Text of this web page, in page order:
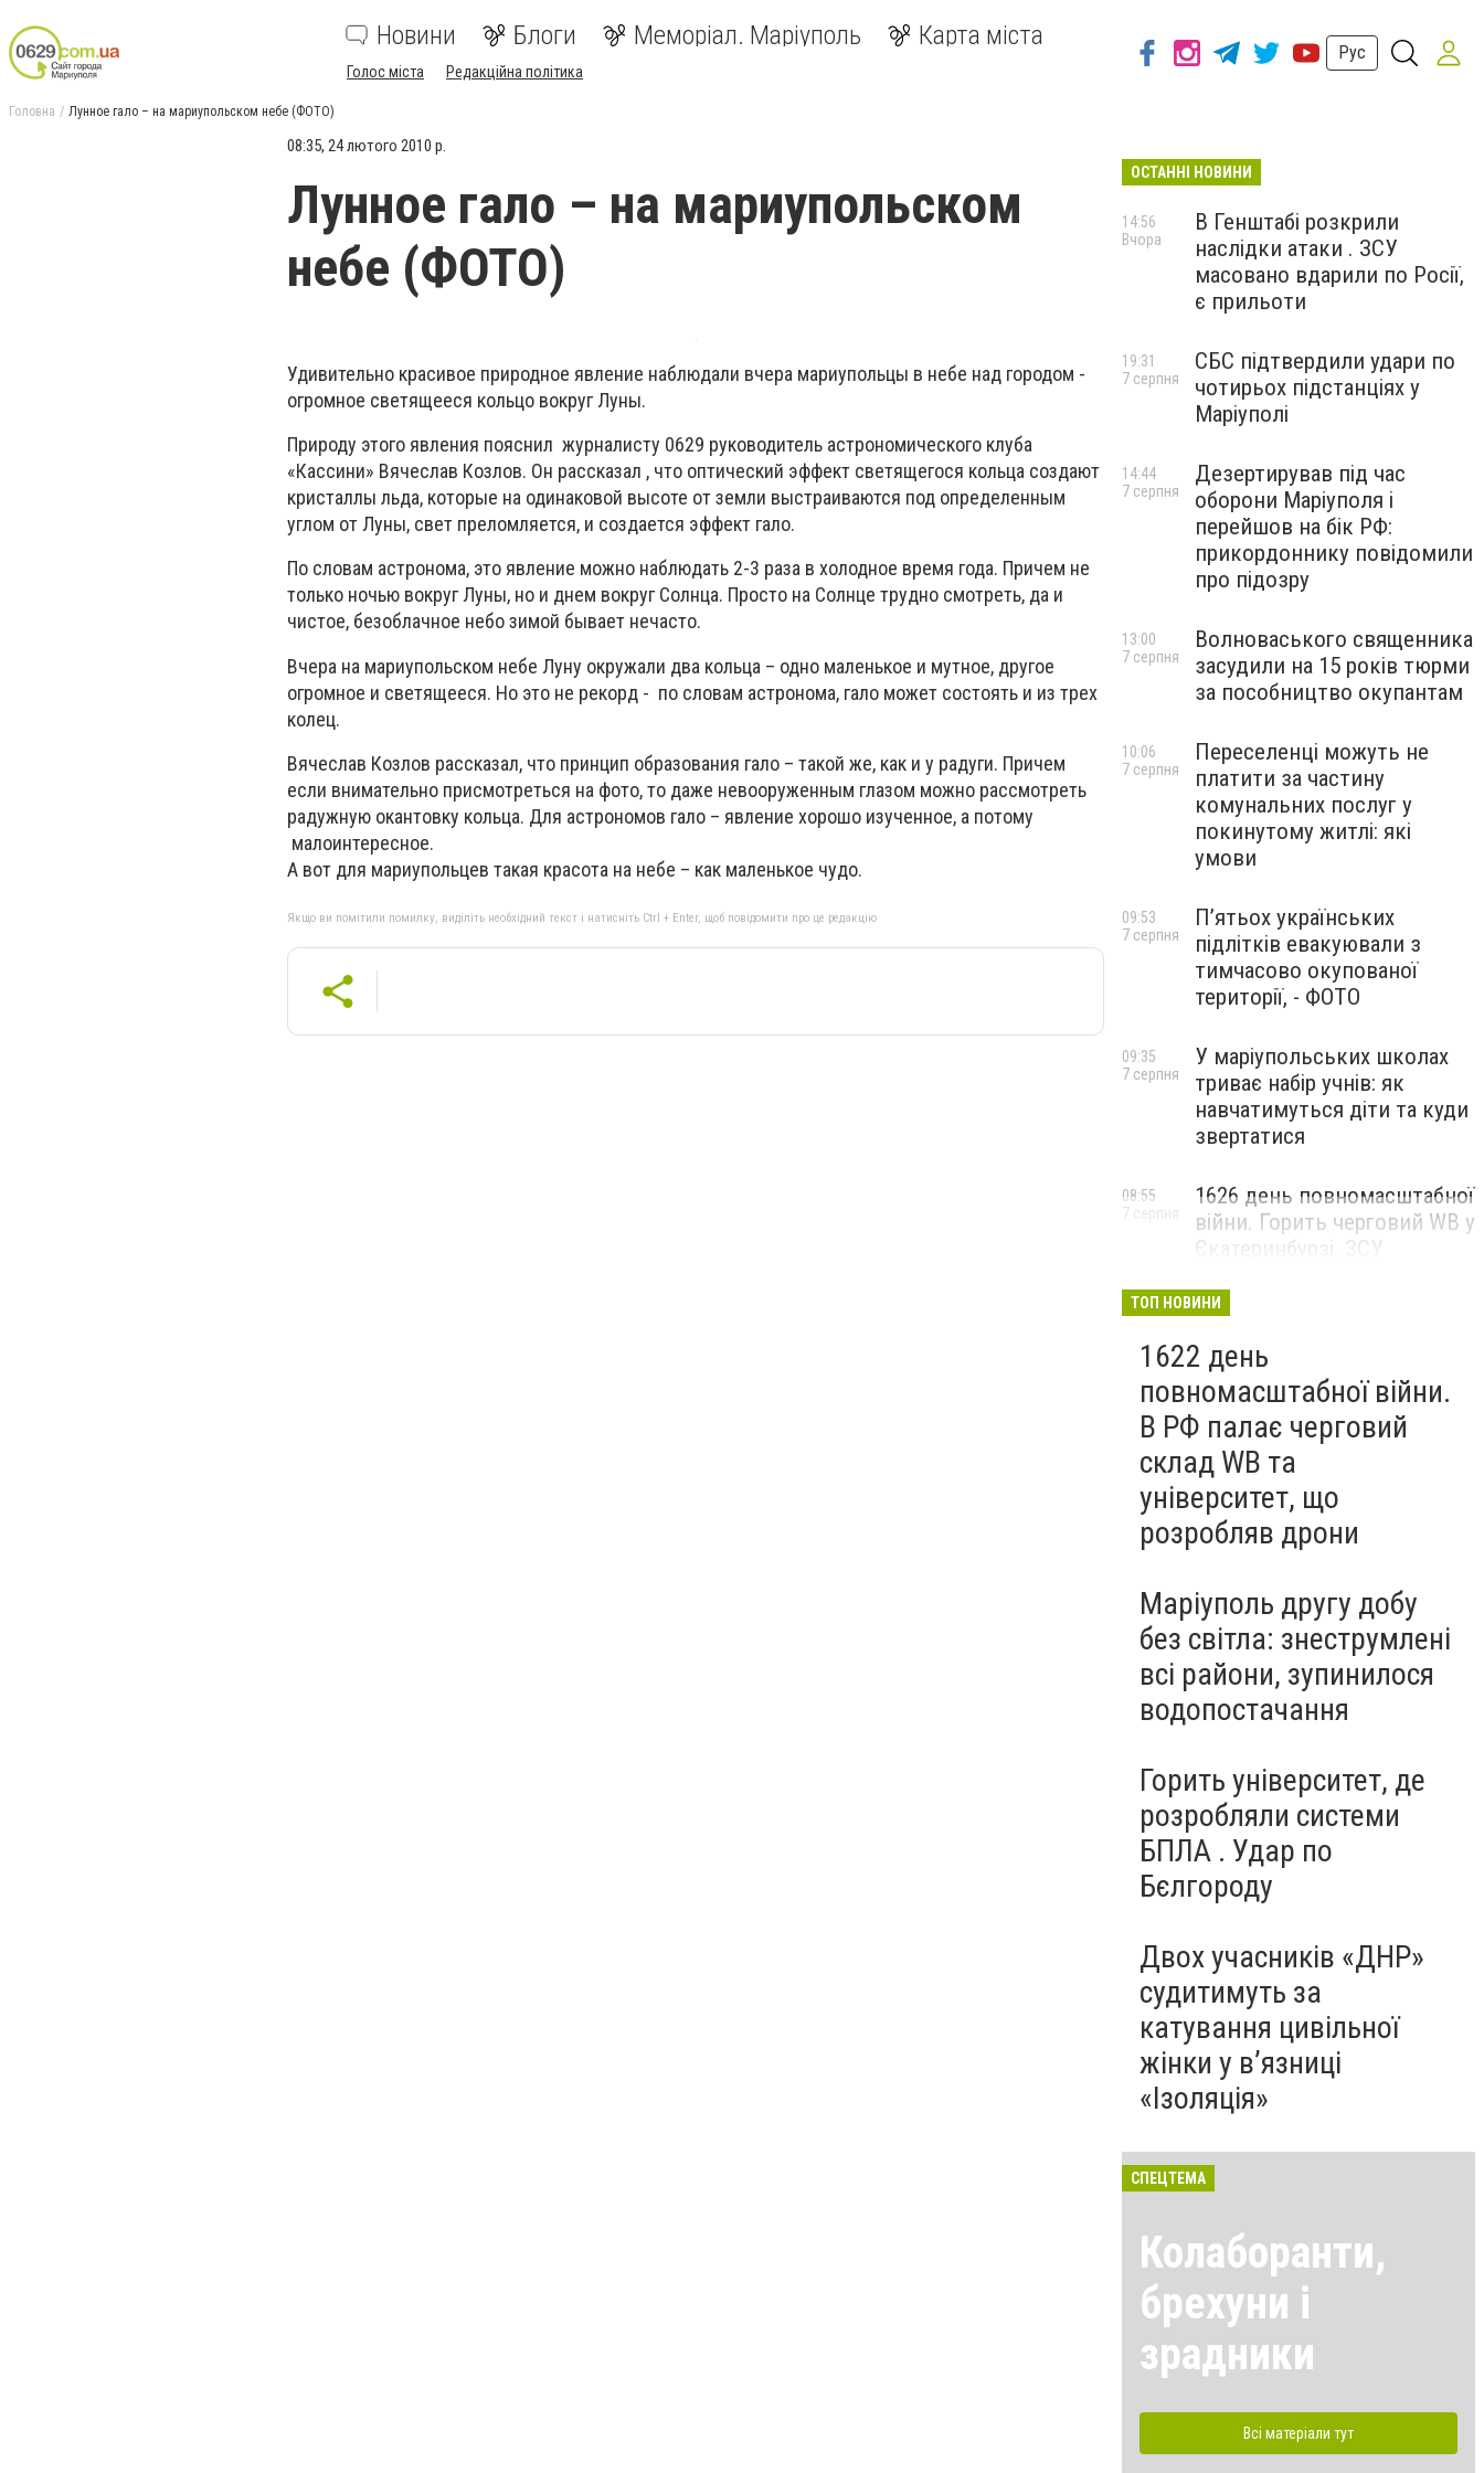
Новини Блоги Меморіал. Маріуполь Карта міста
Голос міста Редакційна політика
Рус
Головна Лунное гало – на мариупольском небе (ФОТО)
08:35, 24 лютого 2010 р.
Лунное гало – на мариупольском
небе (ФОТО)
Удивительно красивое природное явление наблюдали вчера мариупольцы в небе над городом -
огромное светящееся кольцо вокруг Луны.
Природу этого явления пояснил журналисту 0629 руководитель астрономического клуба
«Кассини» Вячеслав Козлов. Он рассказал , что оптический эффект светящегося кольца создают
кристаллы льда, которые на одинаковой высоте от земли выстраиваются под определенным
углом от Луны, свет преломляется, и создается эффект гало.
По словам астронома, это явление можно наблюдать 2-3 раза в холодное время года. Причем не
только ночью вокруг Луны, но и днем вокруг Солнца. Просто на Солнце трудно смотреть, да и
чистое, безоблачное небо зимой бывает нечасто.
Вчера на мариупольском небе Луну окружали два кольца – одно маленькое и мутное, другое
огромное и светящееся. Но это не рекорд - по словам астронома, гало может состоять и из трех
колец.
Вячеслав Козлов рассказал, что принцип образования гало – такой же, как и у радуги. Причем
если внимательно присмотреться на фото, то даже невооруженным глазом можно рассмотреть
радужную окантовку кольца. Для астрономов гало – явление хорошо изученное, а потому
малоинтересное.
А вот для мариупольцев такая красота на небе – как маленькое чудо.
Якщо ви помітили помилку, виділіть необхідний текст і натисніть Ctrl + Enter, щоб повідомити про це редакцію
ОСТАННІ НОВИНИ
В Генштабі розкрили
наслідки атаки . ЗСУ
масовано вдарили по Росії,
є прильоти
14:56
Вчора
СБС підтвердили удари по
чотирьох підстанціях у
Маріуполі
19:31
7 серпня
Дезертирував під час
оборони Маріуполя і
перейшов на бік РФ:
прикордоннику повідомили
про підозру
14:44
7 серпня
Волноваського священника
засудили на 15 років тюрми
за пособництво окупантам
13:00
7 серпня
Переселенці можуть не
платити за частину
комунальних послуг у
покинутому житлі: які
умови
10:06
7 серпня
П’ятьох українських
підлітків евакуювали з
тимчасово окупованої
території, - ФОТО
09:53
7 серпня
У маріупольських школах
триває набір учнів: як
навчатимуться діти та куди
звертатися
09:35
7 серпня
1626 день повномасштабної
війни. Горить черговий WB у
Єкатеринбурзі. ЗСУ
Маріуполі
08:55
7 серпня
ТОП НОВИНИ
1622 день
повномасштабної війни.
В РФ палає черговий
склад WB та
університет, що
розробляв дрони
Маріуполь другу добу
без світла: знеструмлені
всі райони, зупинилося
водопостачання
Горить університет, де
розробляли системи
БПЛА . Удар по
Бєлгороду
Двох учасників «ДНР»
судитимуть за
катування цивільної
жінки у в’язниці
«Ізоляція»
СПЕЦТЕМА
Колаборанти,
брехуни і
зрадники
Всі матеріали тут